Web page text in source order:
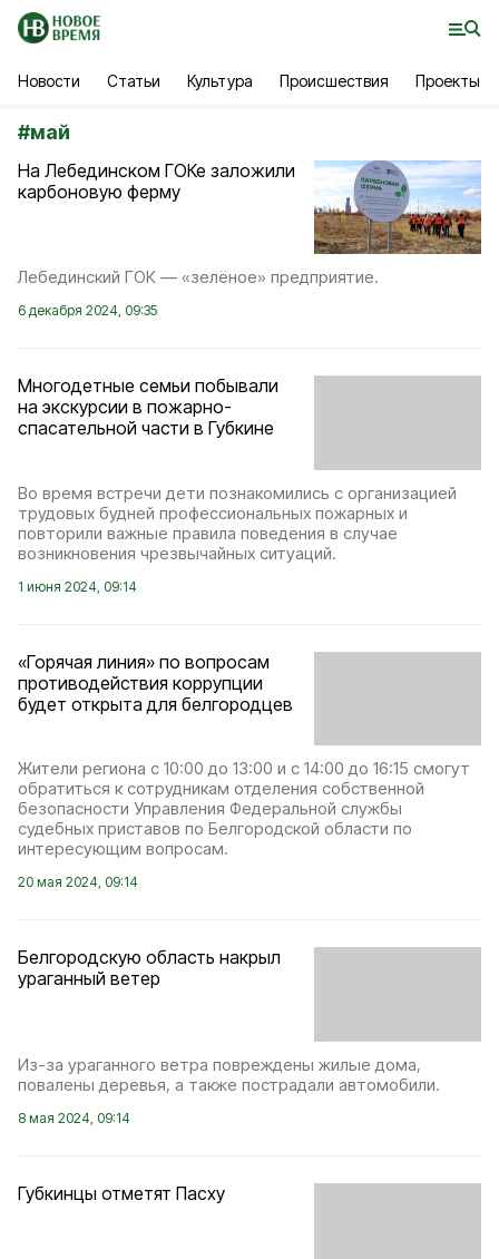
Новости Статьи Культура Происшествия Проекты
#май
На Лебединском ГОКе заложили
карбоновую ферму
Лебединский ГОК — «зелёное» предприятие.
6 декабря 2024, 09:35
Многодетные семьи побывали
на экскурсии в пожарно-
спасательной части в Губкине
Во время встречи дети познакомились с организацией
трудовых будней профессиональных пожарных и
повторили важные правила поведения в случае
возникновения чрезвычайных ситуаций.
1 июня 2024, 09:14
«Горячая линия» по вопросам
противодействия коррупции
будет открыта для белгородцев
Жители региона с 10:00 до 13:00 и с 14:00 до 16:15 смогут
обратиться к сотрудникам отделения собственной
безопасности Управления Федеральной службы
судебных приставов по Белгородской области по
интересующим вопросам.
20 мая 2024, 09:14
Белгородскую область накрыл
ураганный ветер
Из-за ураганного ветра повреждены жилые дома,
повалены деревья, а также пострадали автомобили.
8 мая 2024, 09:14
Губкинцы отметят Пасху